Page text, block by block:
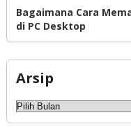
Bagaimana Cara
di PC Desktop
Arsip
Arsip